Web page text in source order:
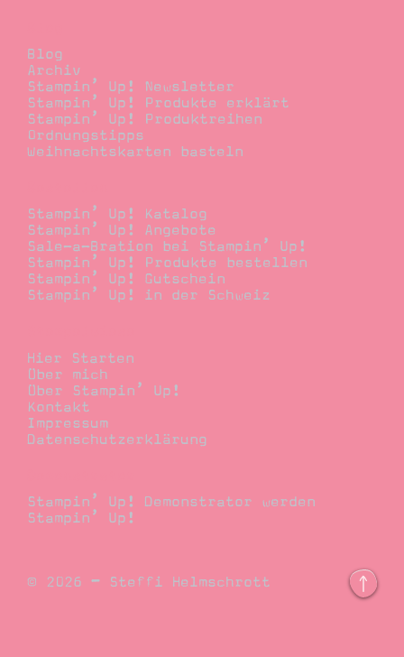
Blog
Archiv
Stampin’ Up! Newsletter
Stampin’ Up! Produkte erklärt
Stampin’ Up! Produktreihen
Ordnungstipps
Weihnachtskarten basteln
Stampin’ Up! Katalog
Stampin’ Up! Angebote
Sale-a-Bration bei Stampin’ Up!
Stampin’ Up! Produkte bestellen
Stampin’ Up! Gutschein
Stampin’ Up! in der Schweiz
Hier Starten
Über mich
Über Stampin’ Up!
Kontakt
Impressum
Datenschutzerklärung
Stampin’ Up! Demonstrator werden
Stampin’ Up!
© 2026 – Steffi Helmschrott